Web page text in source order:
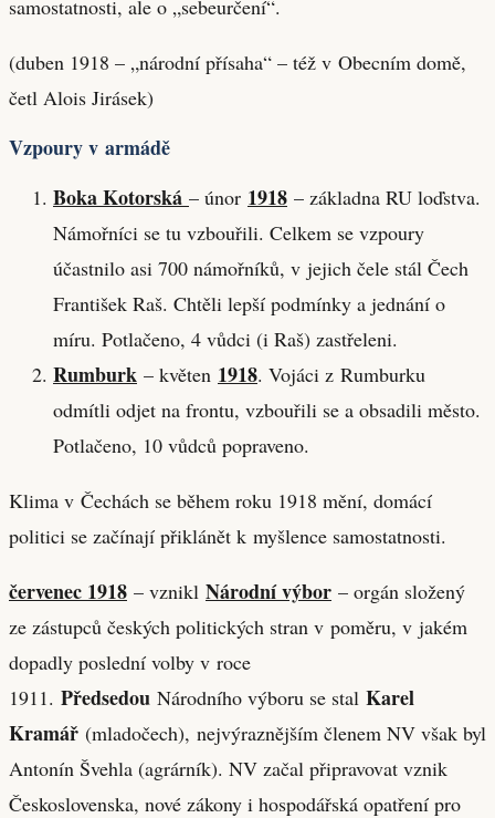
samostatnosti, ale o „sebeurčení“.
(duben 1918 – „národní přísaha“ – též v Obecním domě,
četl Alois Jirásek)
Vzpoury v armádě
Boka Kotorská – únor 1918 – základna RU loďstva.
Námořníci se tu vzbouřili. Celkem se vzpoury
účastnilo asi 700 námořníků, v jejich čele stál Čech
František Raš. Chtěli lepší podmínky a jednání o
míru. Potlačeno, 4 vůdci (i Raš) zastřeleni.
Rumburk – květen 1918. Vojáci z Rumburku
odmítli odjet na frontu, vzbouřili se a obsadili město.
Potlačeno, 10 vůdců popraveno.
Klima v Čechách se během roku 1918 mění, domácí
politici se začínají přiklánět k myšlence samostatnosti.
červenec 1918 – vznikl Národní výbor – orgán složený
ze zástupců českých politických stran v poměru, v jakém
dopadly poslední volby v roce
1911. Předsedou Národního výboru se stal Karel
Kramář (mladočech), nejvýraznějším členem NV však byl
Antonín Švehla (agrárník). NV začal připravovat vznik
Československa, nové zákony i hospodářská opatření pro